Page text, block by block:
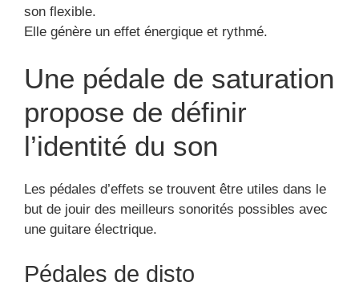
son flexible.
Elle génère un effet énergique et rythmé.
Une pédale de saturation
propose de définir
l’identité du son
Les pédales d’effets se trouvent être utiles dans le
but de jouir des meilleurs sonorités possibles avec
une guitare électrique.
Pédales de disto